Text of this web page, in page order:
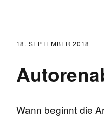
18. SEPTEMBER 2018
Wann beginnt die